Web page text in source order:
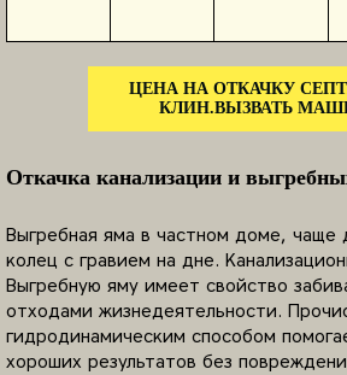
ЦЕНА НА ОТКАЧКУ
КЛИН.ВЫЗВАТЬ
Откачка канализации и
Выгребная яма в частном доме, чаще
колец с гравием на дне.
Выгребную яму имеет свойство
отходами жизнедеятельности.
гидродинамическим способом
хороших результатов без